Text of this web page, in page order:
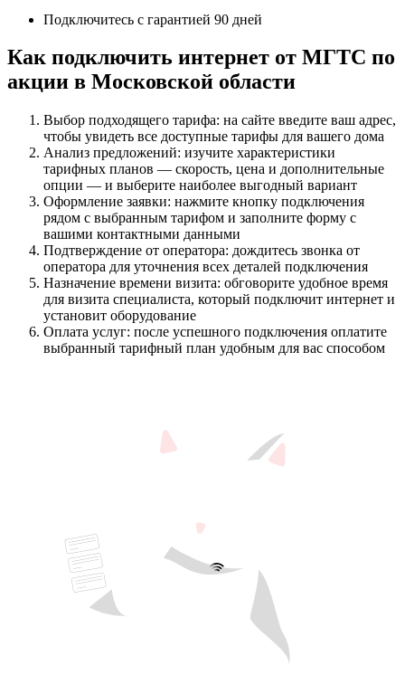
Подключитесь с гарантией 90 дней
Как подключить интернет от МГТС по
акции в Московской области
Выбор подходящего тарифа: на сайте введите ваш адрес,
чтобы увидеть все доступные тарифы для вашего дома
Анализ предложений: изучите характеристики
тарифных планов — скорость, цена и дополнительные
опции — и выберите наиболее выгодный вариант
Оформление заявки: нажмите кнопку подключения
рядом с выбранным тарифом и заполните форму с
вашими контактными данными
Подтверждение от оператора: дождитесь звонка от
оператора для уточнения всех деталей подключения
Назначение времени визита: обговорите удобное время
для визита специалиста, который подключит интернет и
установит оборудование
Оплата услуг: после успешного подключения оплатите
выбранный тарифный план удобным для вас способом